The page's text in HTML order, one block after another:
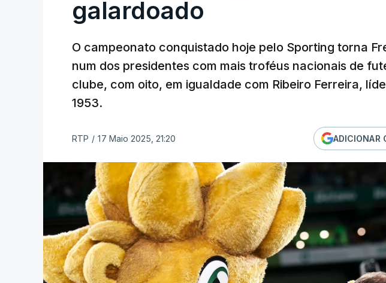
galardoado
O campeonato conquistado hoje pelo Sporting torna
num dos presidentes com mais troféus nacionais de
clube, com oito, em igualdade com Ribeiro Ferreira,
1953.
RTP / 17 Maio 2025, 21:20 ADICIONAR